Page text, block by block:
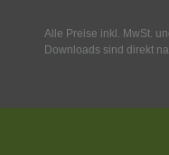
Alle Preise inkl. MwSt.
Downloads sind direkt